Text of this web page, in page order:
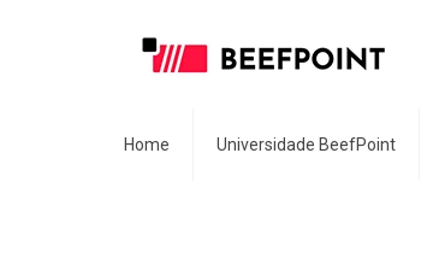
Home Universidade BeefPoint